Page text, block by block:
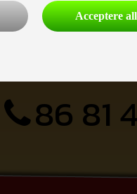
86 81
Acceptere